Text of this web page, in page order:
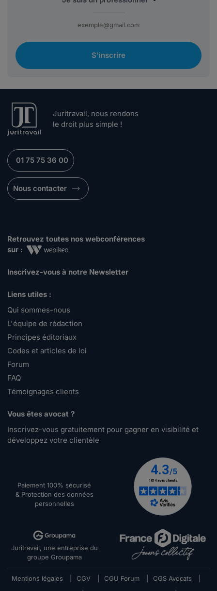
S'inscrire
Juritravail, nous rendons
le droit plus simple !
01 75 75 36 00
Nous contacter
Retrouvez toutes nos webconférences
sur :
Inscrivez-vous à notre Newsletter
Liens utiles :
Qui sommes-nous
L'équipe de rédaction
Principes éditoriaux
Codes et articles de loi
Forum
FAQ
Témoignages clients
Vous êtes avocat ?
Inscrivez-vous gratuitement pour gagner en visibilité et
développez votre clientèle
Paiement 100% sécurisé
& Protection des données
personnelles
Juritravail, une entreprise du
groupe Groupama
Mentions légales CGV CGU Forum CGS Avocats